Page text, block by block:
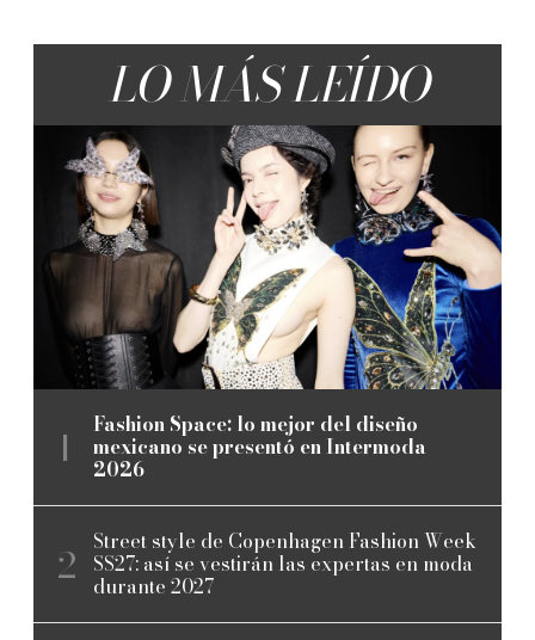
LO MÁS LEÍDO
Fashion Space: lo mejor del diseño
mexicano se presentó en Intermoda
2026
Street style de Copenhagen Fashion Week
SS27: así se vestirán las expertas en moda
durante 2027